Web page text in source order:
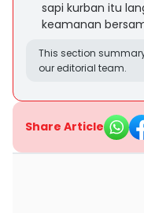
sapi kurban itu
keamanan
This section
our editorial team.
Share Article